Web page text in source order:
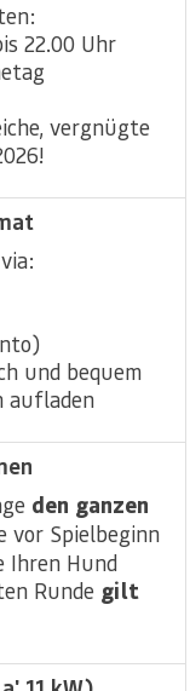
22.00 Uhr
vergnügte
und bequem
aufladen
den ganzen
vor Spielbeginn
Ihren Hund
Runde gilt